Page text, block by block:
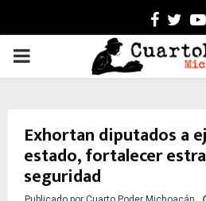
PRIMARY
Exhortan diputados a
estado, fortalecer
seguridad